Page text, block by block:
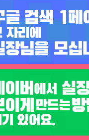
■■■ 고 객 센 터 ■ ■■ ■
☎1668-3688
Copyright ⓒ IZAll Rights Reserved